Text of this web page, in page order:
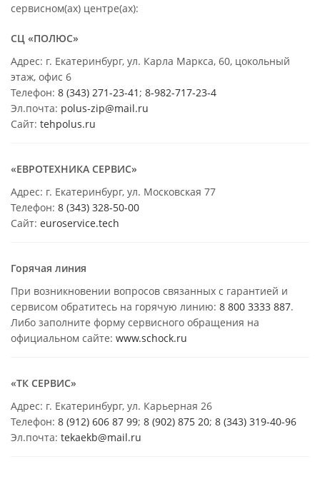
сервисном(ах) центре(ах):
СЦ «ПОЛЮС»
Адрес: г. Екатеринбург, ул. Карла Маркса, 60, цокольный
этаж, офис 6
Телефон: 8 (343) 271-23-41 ; 8-982-717-23-4
Эл.почта: polus-zip@mail.ru
Сайт: tehpolus.ru
«ЕВРОТЕХНИКА СЕРВИС»
Адрес: г. Екатеринбург, ул. Московская 77
Телефон: 8 (343) 328-50-00
Сайт: euroservice.tech
Горячая линия
При возникновении вопросов связанных с гарантией и
сервисом обратитесь на горячую линию: 8 800 3333 887.
Либо заполните форму сервисного обращения на
официальном сайте: www.schock.ru
«ТК СЕРВИС»
Адрес: г. Екатеринбург, ул. Карьерная 26
Телефон: 8 (912) 606 87 99; 8 (902) 875 20; 8 (343) 319-40-96
Эл.почта: tekaekb@mail.ru